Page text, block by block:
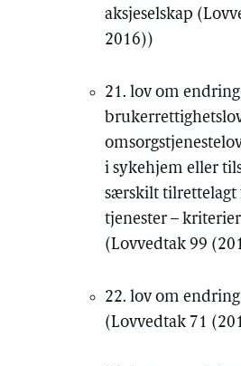
aksjeselskap
2016))
21. lov om
i sykehjem eller
særskilt tilrettelagt
tjenester –
(Lovvedtak 99
22. lov om
(Lovvedtak 71